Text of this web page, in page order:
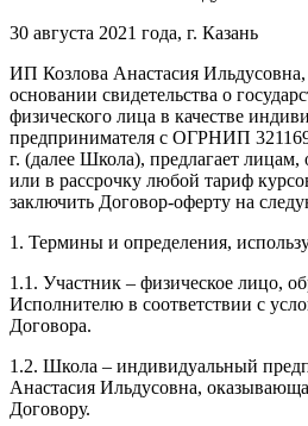
30 августа 2021 года, г. Казань
ИП Козлова Анастасия
основании свидетельства о
физического лица в качестве
предпринимателя с ОГРНИП
г. (далее Школа), предлагает
или в рассрочку любой тариф
заключить Договор-оферту на
1. Термины и определения,
1.1. Участник – физическое лицо,
Исполнителю в соответствии с
Договора.
1.2. Школа – индивидуальный
Анастасия Ильдусовна,
Договору.